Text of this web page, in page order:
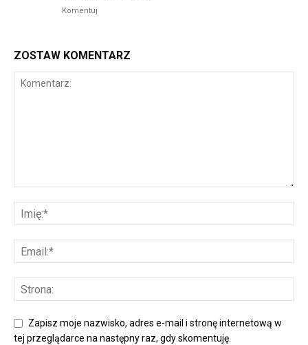
Komentuj
ZOSTAW KOMENTARZ
Zapisz moje nazwisko, adres e-mail i stronę internetową w
tej przeglądarce na następny raz, gdy skomentuję.